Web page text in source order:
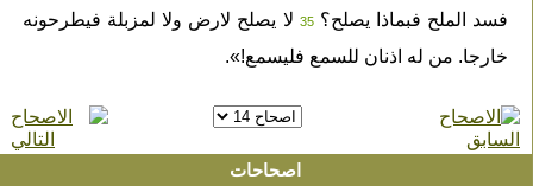
فسد الملح فبماذا يصلح؟ 35لا يصلح لارض ولا لمزبلة فيطرحونه
خارجا. من له اذنان للسمع فليسمع!».
اصحاحات